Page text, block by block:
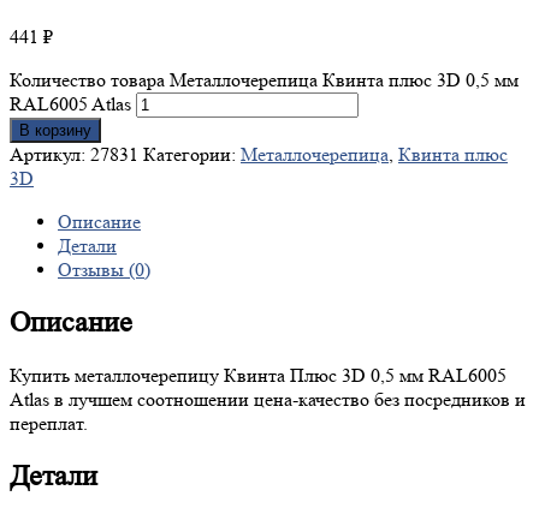
441 ₽
Количество товара Металлочерепица Квинта плюс 3D 0,5 мм
RAL6005 Atlas
В корзину
Артикул: 27831 Категории: Металлочерепица, Квинта плюс
3D
Описание
Детали
Отзывы (0)
Описание
Купить металлочерепицу Квинта Плюс 3D 0,5 мм RAL6005
Atlas в лучшем соотношении цена-качество без посредников и
переплат.
Детали